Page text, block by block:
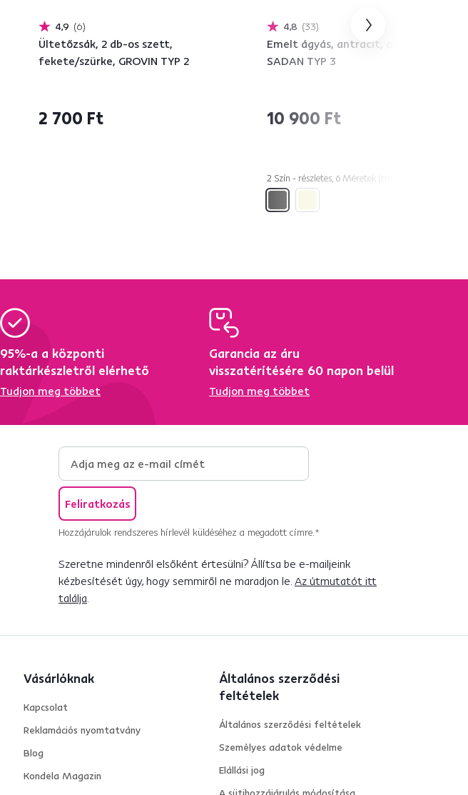
4,9 6
Ültetőzsák, 2 db-os szett,
fekete/szürke, GROVIN TYP 2
2 700 Ft
4,8 33
Emelt ágyás, antracit, acél,
SADAN TYP 3
10 900 Ft
2 Szín - részletes, 6 Méretek (cm)
95%-a a központi
raktárkészletről elérhető
Tudjon meg többet
Garancia az áru
visszatérítésére 60 napon belül
Tudjon meg többet
Feliratkozás
Hozzájárulok rendszeres hírlevél küldéséhez a megadott címre.*
Szeretne mindenről elsőként értesülni? Állítsa be e-mailjeink
kézbesítését úgy, hogy semmiről ne maradjon le. Az útmutatót itt
találja.
Vásárlóknak
Kapcsolat
Reklamációs nyomtatvány
Blog
Kondela Magazin
Általános szerződési
feltételek
Általános szerződési feltételek
Személyes adatok védelme
Elállási jog